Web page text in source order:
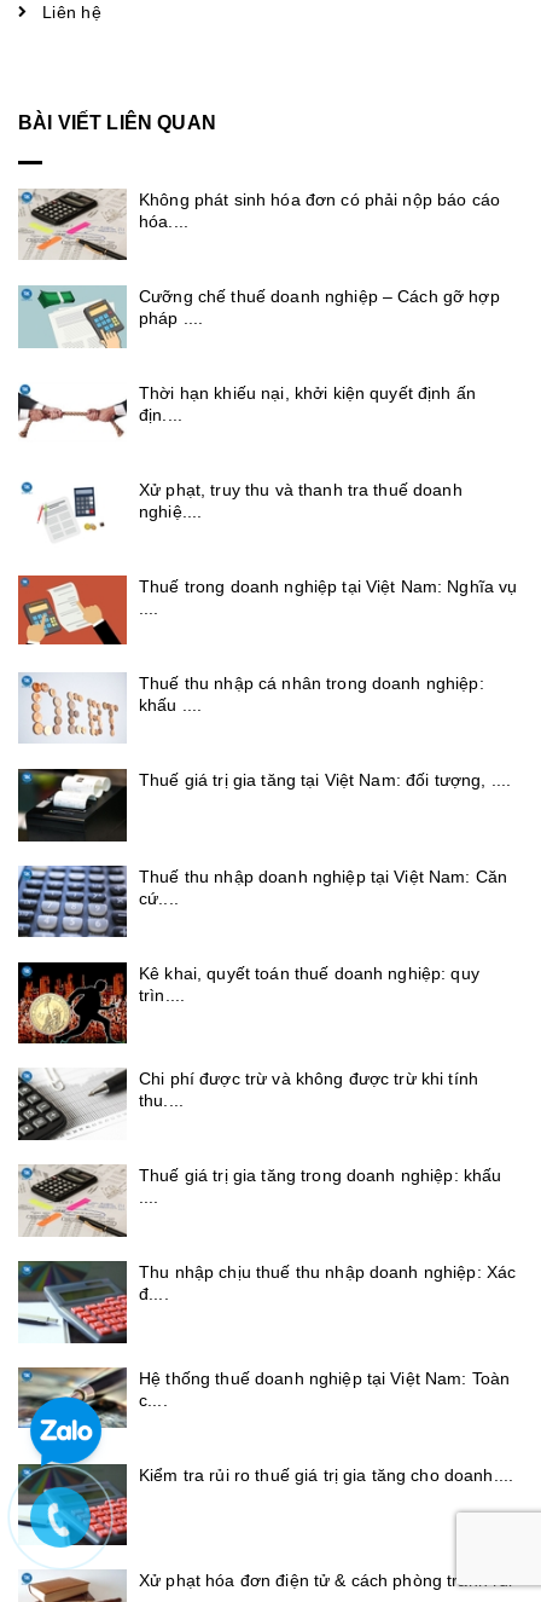
Liên hệ
BÀI VIẾT LIÊN QUAN
Không phát sinh hóa đơn có phải nộp báo cáo
hóa....
Cưỡng chế thuế doanh nghiệp – Cách gỡ hợp
pháp ....
Thời hạn khiếu nại, khởi kiện quyết định ấn
địn....
Xử phạt, truy thu và thanh tra thuế doanh
nghiệ....
Thuế trong doanh nghiệp tại Việt Nam: Nghĩa vụ
Thuế thu nhập cá nhân trong doanh nghiệp:
khấu ....
Thuế giá trị gia tăng tại Việt Nam: đối tượng, ....
Thuế thu nhập doanh nghiệp tại Việt Nam: Căn
cứ....
Kê khai, quyết toán thuế doanh nghiệp: quy
trìn....
Chi phí được trừ và không được trừ khi tính
thu....
Thuế giá trị gia tăng trong doanh nghiệp: khấu
....
Thu nhập chịu thuế thu nhập doanh nghiệp: Xác
đ....
Hệ thống thuế doanh nghiệp tại Việt Nam: Toàn
c....
Kiểm tra rủi ro thuế giá trị gia tăng cho doanh....
Xử phạt hóa đơn điện tử & cách phòng tránh rủi